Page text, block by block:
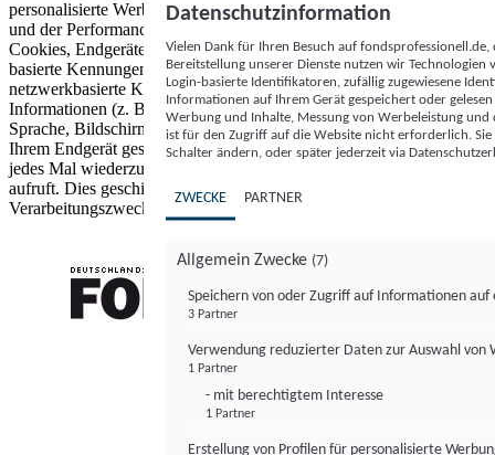
personalisierte Werbung und Inhalte, Messung von Werbeleistung
und der Performance von Inhalten sowie Zielgruppenforschung.
Cookies, Endgeräte- oder ähnliche Online-Kennungen (z. B. login-
basierte Kennungen, zufällig generierte Kennungen,
netzwerkbasierte Kennungen) können zusammen mit anderen
Informationen (z. B. Browsertyp und Browserinformationen,
Sprache, Bildschirmgröße, unterstützte Technologien usw.) auf
Ihrem Endgerät gespeichert oder von dort ausgelesen werden, um es
jedes Mal wiederzuerkennen, wenn es eine App oder einer Webseite
aufruft. Dies geschieht für einen oder mehrere der hier aufgeführten
Verarbeitungszwecke.
Datenschutzinformation
Vielen Dank für Ihren Besuch auf
Bereitstellung unserer Dienste nutzen wir Technologien
Login-basierte Identifikatoren, zufällig zugewiesene
Informationen auf Ihrem Gerät gespeichert oder
Werbung und Inhalte, Messung von Werbeleistung
ist für den Zugriff auf die Website nicht erforderlich.
Schalter ändern, oder später jederzeit via
ZWECKE PARTNER
Allgemein Zwecke (7)
Speichern von oder Zugriff auf Informationen auf
3 Partner
Verwendung reduzierter Daten zur Auswahl von
1 Partner
- mit berechtigtem Interesse
1 Partner
Erstellung von Profilen für personalisierte
FONDS professionell